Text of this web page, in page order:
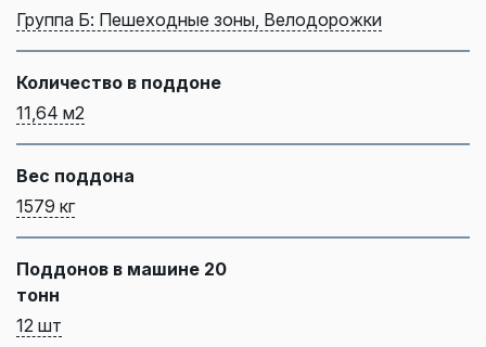
Группа Б: Пешеходные зоны, Велодорожки
Количество в поддоне
11,64 м2
Вес поддона
1579 кг
Поддонов в машине 20
тонн
12 шт